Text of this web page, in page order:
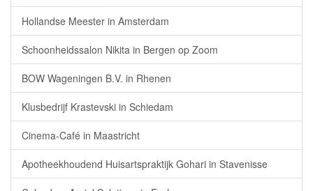
Hollandse Meester in Amsterdam
Schoonheidssalon Nikita in Bergen op Zoom
BOW Wageningen B.V. in Rhenen
Klusbedrijf Krastevski in Schiedam
Cinema-Café in Maastricht
Apotheekhoudend Huisartspraktijk Gohari in Stavenisse